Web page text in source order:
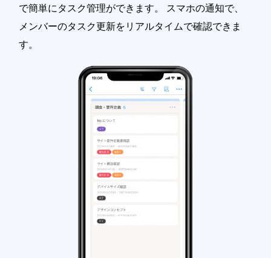
で簡単にタスク管理ができます。 スマホの通知で、
メンバーのタスク更新をリアルタイムで確認できま
す。